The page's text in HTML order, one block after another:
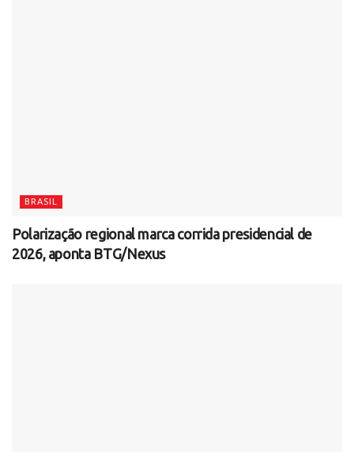
BRASIL
Polarização regional marca corrida presidencial de
2026, aponta BTG/Nexus